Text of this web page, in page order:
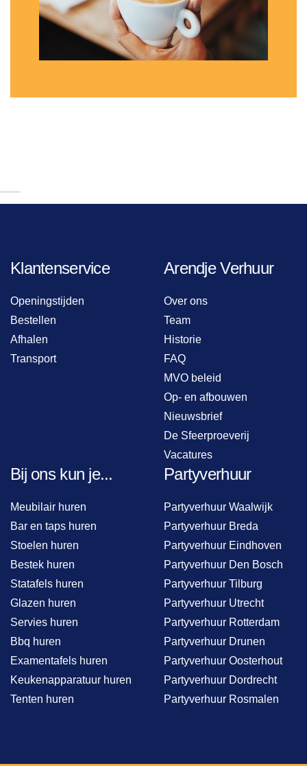
Klantenservice
Openingstijden
Bestellen
Afhalen
Transport
Arendje Verhuur
Over ons
Team
Historie
FAQ
MVO beleid
Op- en afbouwen
Nieuwsbrief
De Sfeerproeverij
Vacatures
Bij ons kun je...
Meubilair huren
Bar en taps huren
Stoelen huren
Bestek huren
Statafels huren
Glazen huren
Servies huren
Bbq huren
Examentafels huren
Keukenapparatuur huren
Tenten huren
Partyverhuur
Partyverhuur Waalwijk
Partyverhuur Breda
Partyverhuur Eindhoven
Partyverhuur Den Bosch
Partyverhuur Tilburg
Partyverhuur Utrecht
Partyverhuur Rotterdam
Partyverhuur Drunen
Partyverhuur Oosterhout
Partyverhuur Dordrecht
Partyverhuur Rosmalen